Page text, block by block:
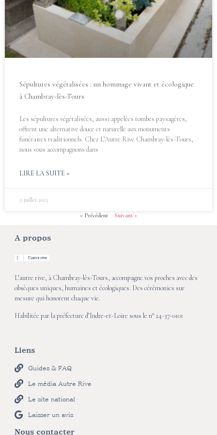
Sépultures végétalisées : un hommage vivant et écologique
à Chambray-lès-Tours
Les sépultures végétalisées, aussi appelées tombes paysagères,
offrent une alternative douce et naturelle aux monuments
funéraires traditionnels. Chez L’Autre Rive Chambray-lès-Tours,
nous vous accompagnons dans
LIRE LA SUITE »
5 juillet 2025
« Précédent
Suivant »
A propos
L’autre rive, à Chambray-lès-Tours, accompagne vos proches avec des
obsèques uniques, humaines et écologiques. Des cérémonies sur
mesure qui honorent chaque vie.
Habilitée par la préfecture d’Indre-et-Loire sous le n° 24-37-0101
Liens
Guides & FAQ
Le média Autre Rive
Le site national
Laisser un avis
Nous contacter